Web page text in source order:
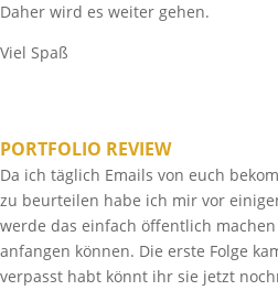
Daher wird es weiter gehen.
Viel Spaß
PORTFOLIO REVIEW
Da ich täglich Emails von euch
zu beurteilen habe ich mir vor
werde das einfach öffentlich
anfangen können. Die erste Folge
verpasst habt könnt ihr sie jetzt